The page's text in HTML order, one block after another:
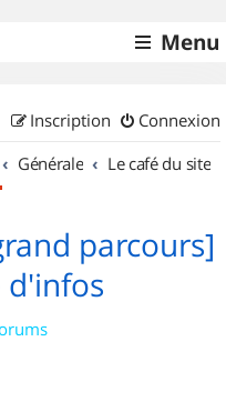
Menu
Connexion
Inscription
Générale Le café du site
parcours]
d'infos